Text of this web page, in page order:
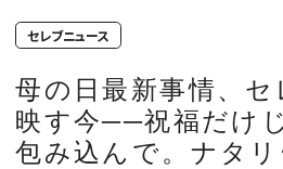
JEWELRY & WATCH
LIFESTYLE
CULTURE
セレブニュース
母の日最新事情、
映す今──祝福だけ
包み込んで。ナタ